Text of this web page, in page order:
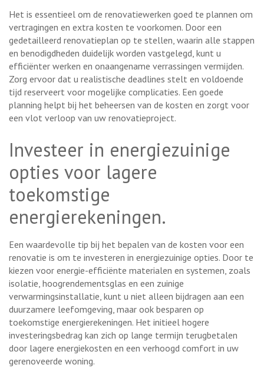
Het is essentieel om de renovatiewerken goed te plannen om
vertragingen en extra kosten te voorkomen. Door een
gedetailleerd renovatieplan op te stellen, waarin alle stappen
en benodigdheden duidelijk worden vastgelegd, kunt u
efficiënter werken en onaangename verrassingen vermijden.
Zorg ervoor dat u realistische deadlines stelt en voldoende
tijd reserveert voor mogelijke complicaties. Een goede
planning helpt bij het beheersen van de kosten en zorgt voor
een vlot verloop van uw renovatieproject.
Investeer in energiezuinige
opties voor lagere
toekomstige
energierekeningen.
Een waardevolle tip bij het bepalen van de kosten voor een
renovatie is om te investeren in energiezuinige opties. Door te
kiezen voor energie-efficiënte materialen en systemen, zoals
isolatie, hoogrendementsglas en een zuinige
verwarmingsinstallatie, kunt u niet alleen bijdragen aan een
duurzamere leefomgeving, maar ook besparen op
toekomstige energierekeningen. Het initieel hogere
investeringsbedrag kan zich op lange termijn terugbetalen
door lagere energiekosten en een verhoogd comfort in uw
gerenoveerde woning.